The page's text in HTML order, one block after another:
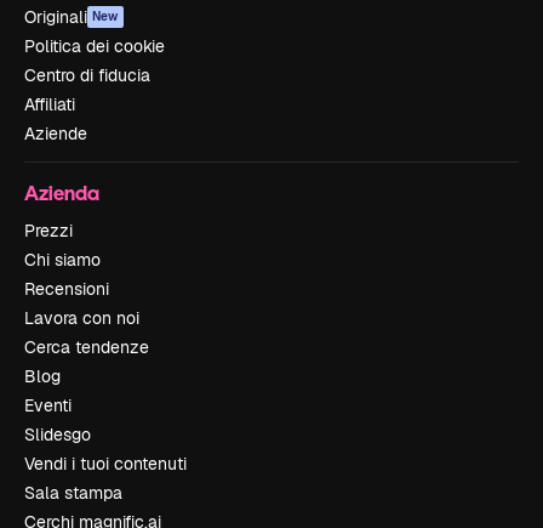
Originali New
Politica dei cookie
Centro di fiducia
Affiliati
Aziende
Azienda
Prezzi
Chi siamo
Recensioni
Lavora con noi
Cerca tendenze
Blog
Eventi
Slidesgo
Vendi i tuoi contenuti
Sala stampa
Cerchi magnific.ai